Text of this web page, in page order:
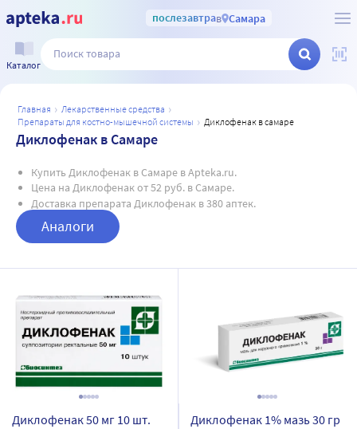
послезавтрав Самара
Каталог
главная
лекарственные средства
препараты для костно-мышечной системы
диклофенак в самаре
Диклофенак в Самаре
Купить Диклофенак в Самаре в Apteka.ru.
Цена на Диклофенак от 52 руб. в Самаре.
Доставка препарата Диклофенак в 380 аптек.
Аналоги
Диклофенак 50 мг 10 шт.
Диклофенак 1% мазь 30 гр